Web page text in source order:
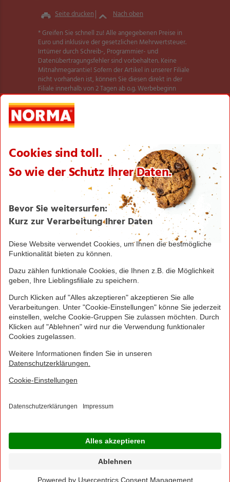
Seite drucken
Nach oben
* Greifen Sie schnell zu! Alle angegebenen Preise in
Euro und inklusive der gesetzlichen Mehrwertsteuer.
Irrtümer durch Schreib-, Programmier- und
Datenübertragungsfehler sind vorbehalten. Keine
Mitnahmegarantie! Sofern der Artikel in unserer Filiale
nicht vorhanden ist, können Sie diesen direkt in der
Filiale innerhalb von 2 Tagen ab o.g. Werbebeginn
bestellen und zwar ohne Kaufzwang. Es ist nicht
ausgeschlossen, dass Sie einzelne Artikel zu Beginn der
Werbeaktion unerwartet und ausnahmsweise in einer
Filiale nicht vorfinden. Wir helfen Ihnen gerne weiter.
Aktionsartikel finden Sie auf
dieser Seite
Textilien und Schuhe teilweise nicht in allen Größen
erhältlich.
** Angebot gültig für registrierte Nutzer der NORMA
Plus App. Es gelten die Coupon-Bedingungen in der
NORMA Plus App.
1Bei Aktivierung eines Startpakets ist die Buchung
jedes Smart-Tarifs für die ersten 4 Wochen möglich!
Hierzu muss kein zusätzliches Guthaben aufgeladen
werden.
Deutschland Multibrand GmbH, Landgrabenweg 151,
53227 Bonn, welche auch Ihr Vertragspartner ist.
© 2016 - 2026 NORMA Lebensmittelfilialbetrieb
Stiftung & Co. KG
Sitemap Kontakt
Barrierefreiheitserklärung Compliance
Jetzt Ihre NORMA Filiale auswählen und noch
mehr Angebote entdecken!
Geben Sie über "Meine Filiale" Ihre PLZ ein und sehen Sie alle Angebote aus Ihrer
Region.
Filiale wählen